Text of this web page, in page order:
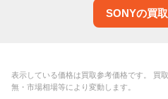
SONYの買
表示している価格は買取参考価格です。 買
無・市場相場等により変動します。